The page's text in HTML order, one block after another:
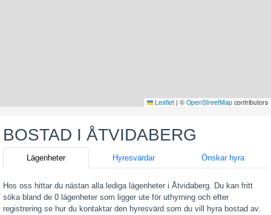
Leaflet | © OpenStreetMap contributors
BOSTAD I ÅTVIDABERG
Lägenheter Hyresvärdar Önskar hyra
Hos oss hittar du nästan alla lediga lägenheter i Åtvidaberg. Du kan fritt
söka bland de 0 lägenheter som ligger ute för uthyrning och efter
registrering se hur du kontaktar den hyresvärd som du vill hyra bostad av.